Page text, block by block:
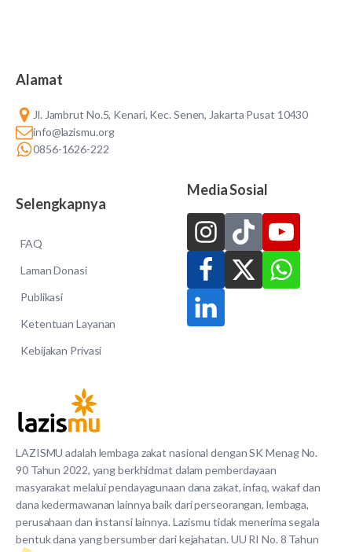
LAZISMU adalah lembaga zakat nasional dengan SK Menag No.
90 Tahun 2022, yang berkhidmat dalam pemberdayaan
masyarakat melalui pendayagunaan dana zakat, infaq, wakaf dan
dana kedermawanan lainnya baik dari perseorangan, lembaga,
perusahaan dan instansi lainnya. Lazismu tidak menerima segala
bentuk dana yang bersumber dari kejahatan. UU RI No. 8 Tahun
Alamat
Jl. Jambrut No.5, Kenari, Kec. Senen, Jakarta Pusat 10430
info@lazismu.org
0856-1626-222
Selengkapnya
FAQ
Laman Donasi
Publikasi
Ketentuan Layanan
Kebijakan Privasi
Media Sosial